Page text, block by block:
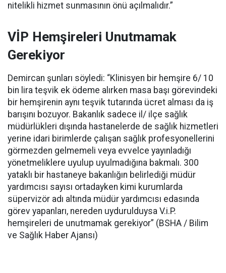
nitelikli hizmet sunmasının önü açılmalıdır.”
VİP Hemşireleri Unutmamak
Gerekiyor
Demircan şunları söyledi: “Klinisyen bir hemşire 6/ 10
bin lira teşvik ek ödeme alırken masa başı görevindeki
bir hemşirenin aynı teşvik tutarında ücret alması da iş
barışını bozuyor. Bakanlık sadece il/ ilçe sağlık
müdürlükleri dışında hastanelerde de sağlık hizmetleri
yerine idari birimlerde çalışan sağlık profesyonellerini
görmezden gelmemeli veya evvelce yayınladığı
yönetmeliklere uyulup uyulmadığına bakmalı. 300
yataklı bir hastaneye bakanlığın belirlediği müdür
yardımcısı sayısı ortadayken kimi kurumlarda
süpervizör adı altında müdür yardımcısı edasında
görev yapanları, nereden uydurulduysa V.i.P.
hemşireleri de unutmamak gerekiyor” (BSHA / Bilim
ve Sağlık Haber Ajansı)